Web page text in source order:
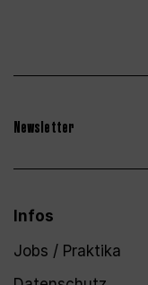
Newsletter
Infos
Jobs / Praktika